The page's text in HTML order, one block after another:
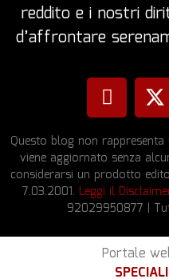
reddito e i nostri
d’affrontare
Questo blog non
viene aggiornato senza
considerarsi un prodotto
7.03.2001. Leggi il
92029950877 |
Portale